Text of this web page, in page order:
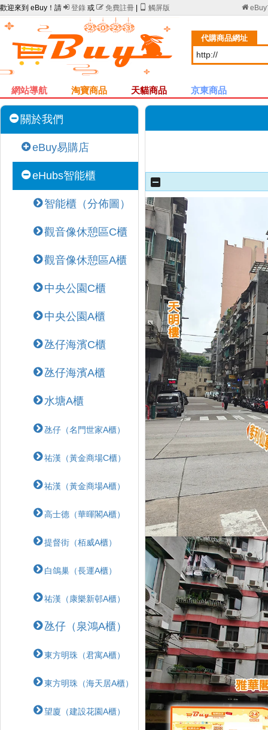
歡迎來到 eBuy！請  登錄 或  免費註冊 觸屏版 eBuy
代購商品網址
網站導航 淘寶商品 天貓商品 京東商品
關於我們
eBuy易購店
eHubs智能櫃
智能櫃（分佈圖）
觀音像休憩區C櫃
觀音像休憩區A櫃
中央公園C櫃
中央公園A櫃
氹仔海濱C櫃
氹仔海濱A櫃
水塘A櫃
氹仔（名門世家A櫃）
祐漢（黃金商場C櫃）
祐漢（黃金商場A櫃）
高士德（華暉閣A櫃）
提督街（栢威A櫃）
白鴿巢（長運A櫃）
祐漢（康樂新邨A櫃）
氹仔（泉鴻A櫃）
東方明珠（君寓A櫃）
東方明珠（海天居A櫃）
望廈（建設花園A櫃）